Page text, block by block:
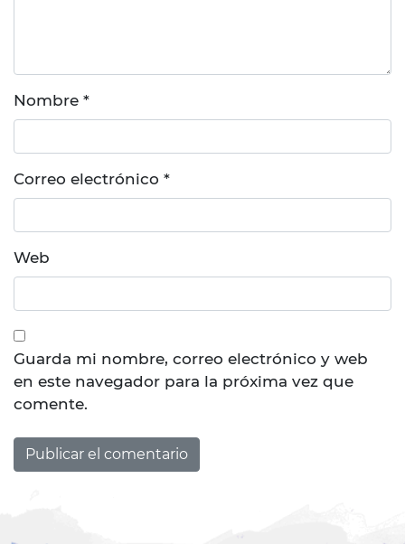
Nombre *
Correo electrónico *
Web
Guarda mi nombre, correo electrónico y web
en este navegador para la próxima vez que
comente.